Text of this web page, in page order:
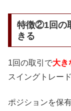
特徴②1回の
きる
1回の取引で大き
スイングトレー
ポジションを保